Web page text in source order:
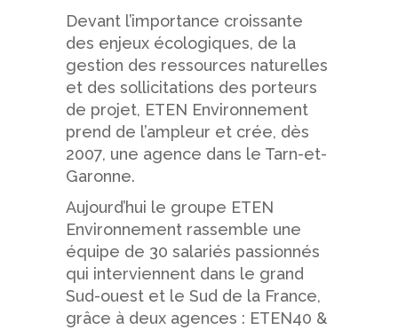
Devant l’importance croissante
des enjeux écologiques, de la
gestion des ressources naturelles
et des sollicitations des porteurs
de projet, ETEN Environnement
prend de l’ampleur et crée, dès
2007, une agence dans le Tarn-et-
Garonne.
Aujourd’hui le groupe ETEN
Environnement rassemble une
équipe de 30 salariés passionnés
qui interviennent dans le grand
Sud-ouest et le Sud de la France,
grâce à deux agences : ETEN40 &